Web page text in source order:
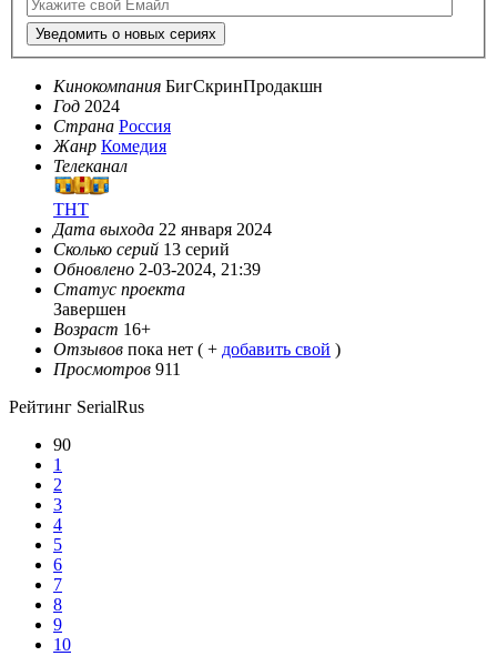
Уведомить о новых сериях
Кинокомпания БигСкринПродакшн
Год 2024
Страна Россия
Жанр Комедия
Телеканал
ТНТ
Дата выхода 22 января 2024
Сколько серий 13 серий
Обновлено 2-03-2024, 21:39
Статус проекта
Завершен
Возраст 16+
Отзывов пока нет ( + добавить свой )
Просмотров 911
Рейтинг SerialRus
90
1
2
3
4
5
6
7
8
9
10